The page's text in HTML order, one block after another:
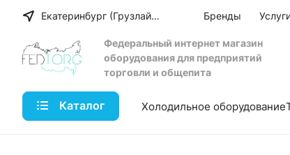
Екатеринбург (Грузлайн) Бренды
Федеральный интернет магазин
оборудования для предприятий
торговли и общепита
Каталог Холодильное оборудование